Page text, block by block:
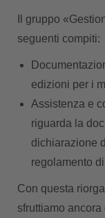
Il gruppo
seguenti compiti:
edizioni per i
Assistenza e
riguarda la
dichiarazione
regolamento
Con questa
sfruttiamo